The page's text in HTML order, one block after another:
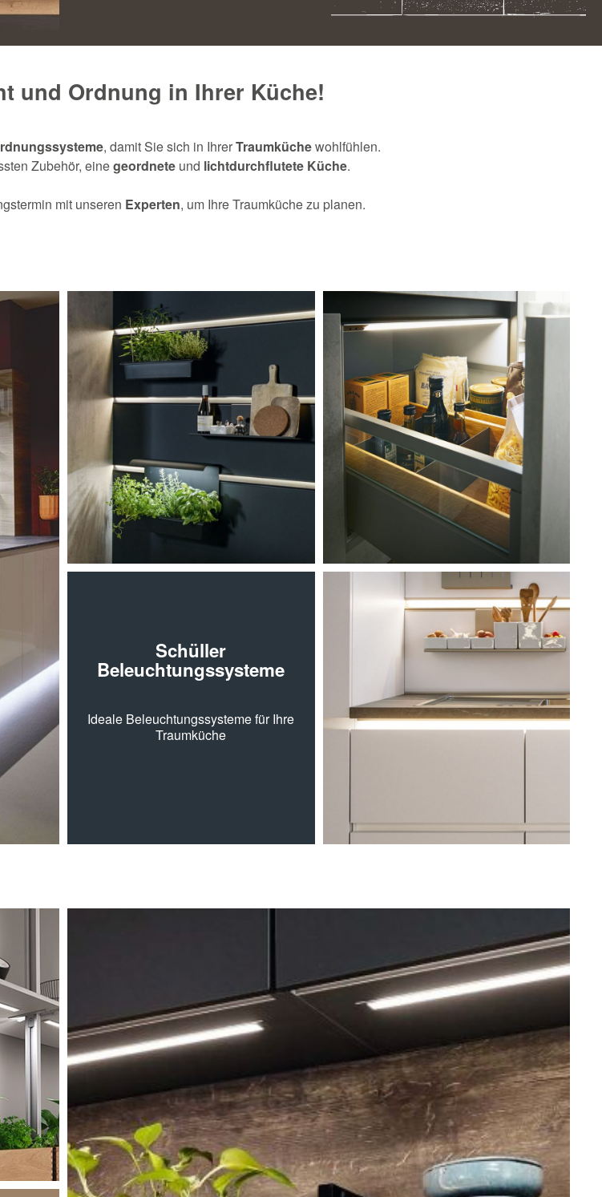
und Ordnung in Ihrer Küche!
, damit Sie sich in IhrerTraumküchewohlfühlen.
Zubehör, einegeordneteund lichtdurchflutete Küche.
mit unseren Experten, um Ihre Traumküche zu planen.
Schüller
Beleuchtungssysteme
Ideale Beleuchtungssysteme für Ihre
Traumküche